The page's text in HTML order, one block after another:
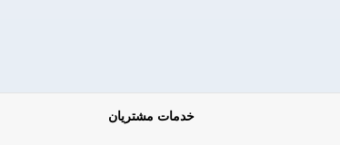
خدمات مشتریان